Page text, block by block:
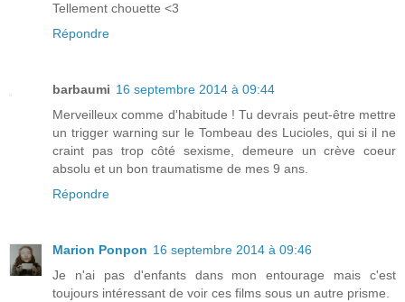
Tellement chouette <3
Répondre
barbaumi 16 septembre 2014 à 09:44
Merveilleux comme d'habitude ! Tu devrais peut-être mettre
un trigger warning sur le Tombeau des Lucioles, qui si il ne
craint pas trop côté sexisme, demeure un crève coeur
absolu et un bon traumatisme de mes 9 ans.
Répondre
Marion Ponpon 16 septembre 2014 à 09:46
Je n'ai pas d'enfants dans mon entourage mais c'est
toujours intéressant de voir ces films sous un autre prisme.